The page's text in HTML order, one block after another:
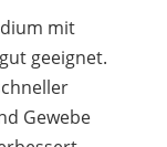
mit
geeignet.
Gewebe